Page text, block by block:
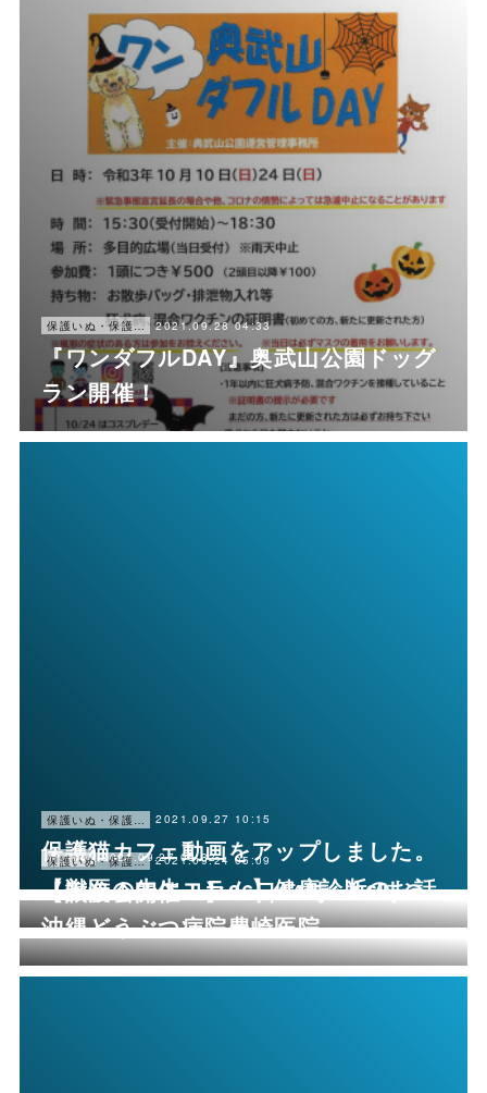
保護いぬ・保護ねこ情報・譲渡会情報 2021.09.28 04:33
『ワンダフルDAY』奥武山公園ドッグ
ラン開催！
2021.09.27 10:15
保護猫カフェ動画をアップしました。
history 2021.09.27 05:32
【獣医の先生コラム】健康診断のお話
保護いぬ・保護ねこ情報・譲渡会情報 2021.09.24 05:09
【譲渡会開催！】26日14時～16時＠
沖縄どうぶつ病院豊崎医院